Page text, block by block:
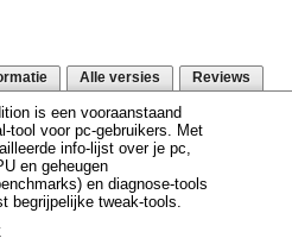
Alle versies Reviews
is een vooraanstaand
tool voor pc-gebruikers. Met
info-lijst over je pc,
en geheugen
en diagnose-tools
begrijpelijke tweak-tools.